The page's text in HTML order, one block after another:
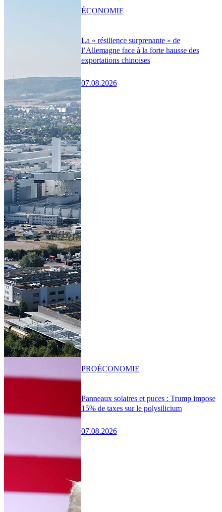
La « résilience surprenante » de
l’Allemagne face à la forte hausse des
exportations chinoises
07.08.2026
ÉCONOMIE
Panneaux solaires et puces : Trump impose
15% de taxes sur le polysilicium
07.08.2026
PROÉCONOMIE